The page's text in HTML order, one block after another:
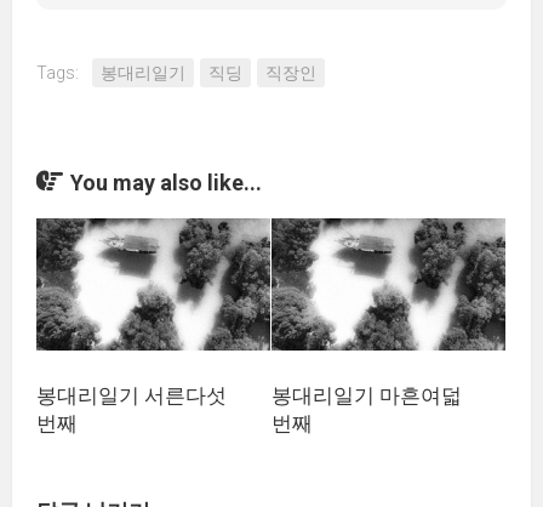
Tags: 봉대리일기 직딩 직장인
You may also like...
봉대리일기 서른다섯
번째
봉대리일기 마흔여덟
번째